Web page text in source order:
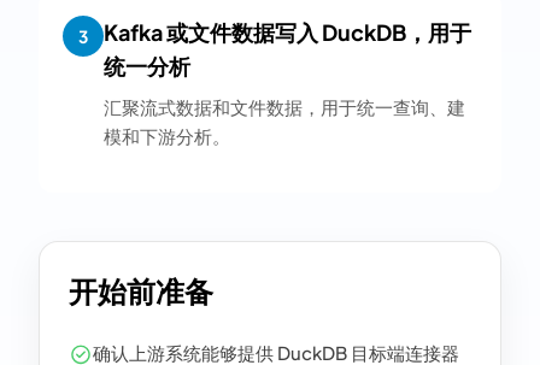
3
Kafka 或文件数据写入 DuckDB，用于
统一分析
汇聚流式数据和文件数据，用于统一查询、建
模和下游分析。
开始前准备
确认上游系统能够提供 DuckDB 目标端连接器